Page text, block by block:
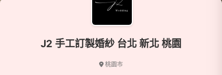
J2 手工訂製婚紗 台北 新北 桃園
桃園市